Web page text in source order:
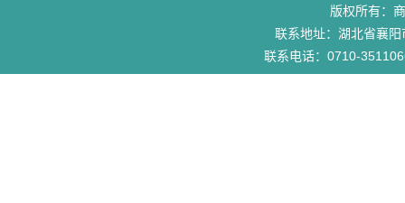
版权所有：
联系地址：湖北省襄
联系电话：0710-